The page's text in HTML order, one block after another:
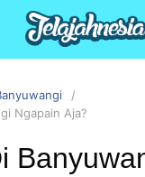
Ngapain Aja?